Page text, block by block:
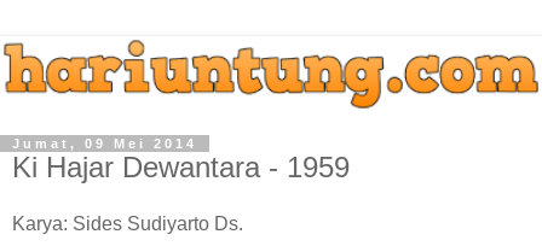
Jumat, 09 Mei 2014
Ki Hajar Dewantara - 1959
Karya: Sides Sudiyarto Ds.